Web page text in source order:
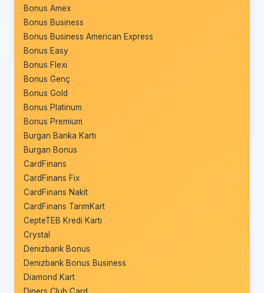
Bonus Amex
Bonus Business
Bonus Business American Express
Bonus Easy
Bonus Flexi
Bonus Genç
Bonus Gold
Bonus Platinum
Bonus Premium
Burgan Banka Kartı
Burgan Bonus
CardFinans
CardFinans Fix
CardFinans Nakit
CardFinans TarımKart
CepteTEB Kredi Kartı
Crystal
Denizbank Bonus
Denizbank Bonus Business
Diamond Kart